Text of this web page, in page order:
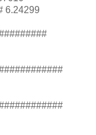
6.24299